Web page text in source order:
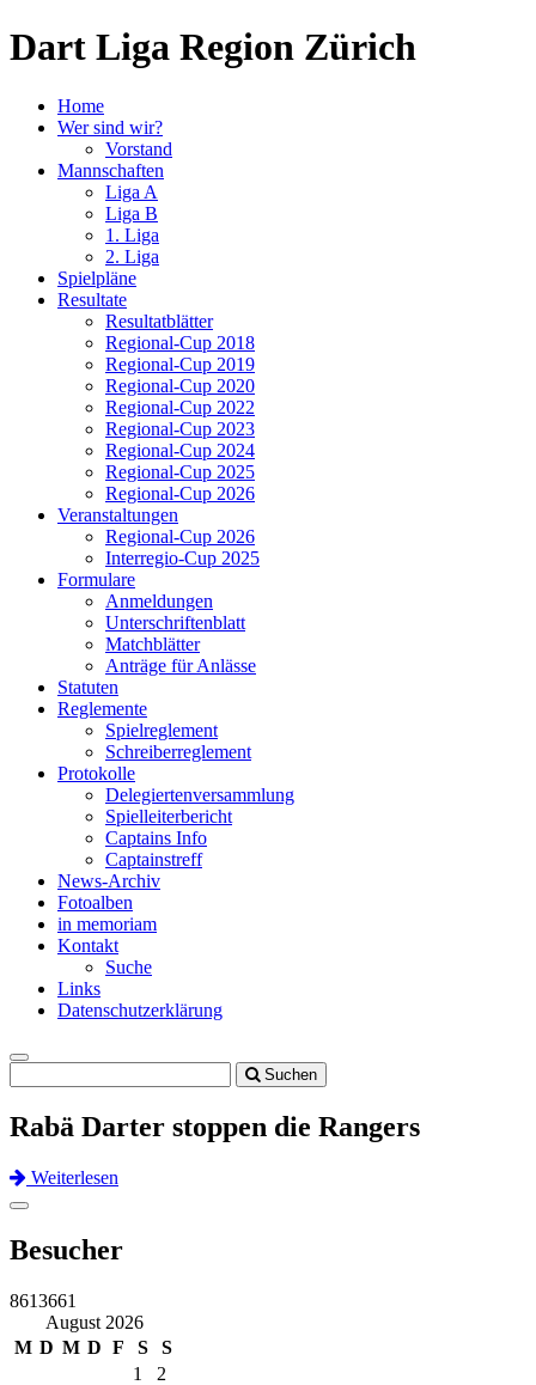
Dart Liga Region Zürich
Home
Wer sind wir?
Vorstand
Mannschaften
Liga A
Liga B
1. Liga
2. Liga
Spielpläne
Resultate
Resultatblätter
Regional-Cup 2018
Regional-Cup 2019
Regional-Cup 2020
Regional-Cup 2022
Regional-Cup 2023
Regional-Cup 2024
Regional-Cup 2025
Regional-Cup 2026
Veranstaltungen
Regional-Cup 2026
Interregio-Cup 2025
Formulare
Anmeldungen
Unterschriftenblatt
Matchblätter
Anträge für Anlässe
Statuten
Reglemente
Spielreglement
Schreiberreglement
Protokolle
Delegiertenversammlung
Spielleiterbericht
Captains Info
Captainstreff
News-Archiv
Fotoalben
in memoriam
Kontakt
Suche
Links
Datenschutzerklärung
Toggle
navigation
Suchen
Rabä Darter stoppen die Rangers
Weiterlesen
Previous
Next
Toggle
Besucher
8613661
August 2026
M D M D F S S
1
2